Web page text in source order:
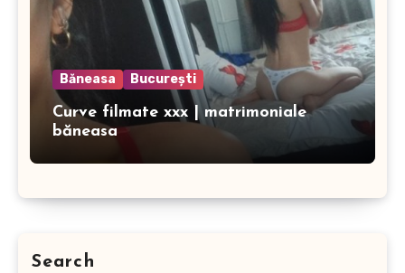
Băneasa București
Curve filmate xxx | matrimoniale
băneasa
Search